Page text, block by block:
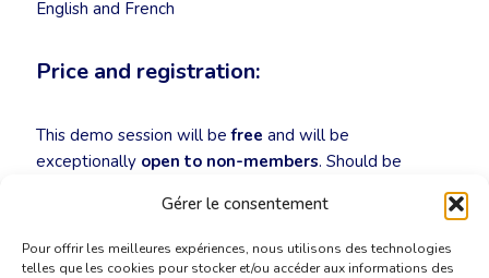
Gérer le consentement
Pour offrir les meilleures expériences, nous utilisons des technologies
telles que les cookies pour stocker et/ou accéder aux informations des
English and French
Price and registration:
This demo session will befree and will be
exceptionally open to non-members. Should be
by sending an email tosecretariat@cbti-bkvt.org